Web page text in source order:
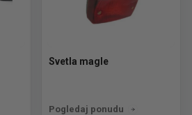
Svetla magle
Pogledaj ponudu